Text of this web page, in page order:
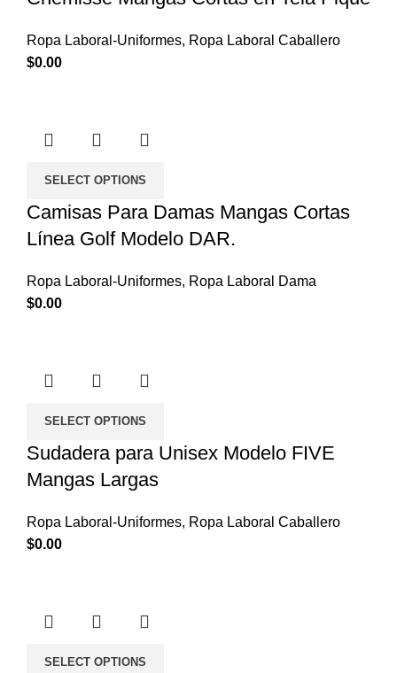
Ropa Laboral-Uniformes, Ropa Laboral Caballero
$0.00
SELECT OPTIONS
Camisas Para Damas Mangas Cortas
Línea Golf Modelo DAR.
Ropa Laboral-Uniformes, Ropa Laboral Dama
$0.00
SELECT OPTIONS
Sudadera para Unisex Modelo FIVE
Mangas Largas
Ropa Laboral-Uniformes, Ropa Laboral Caballero
$0.00
SELECT OPTIONS